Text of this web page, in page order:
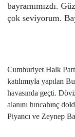
bayramımızdı.
çok seviyorum.
Cumhuriyet Halk
katılımıyla yapılan
havasında geçti.
alanını hıncahınç
Piyancı ve Zeynep